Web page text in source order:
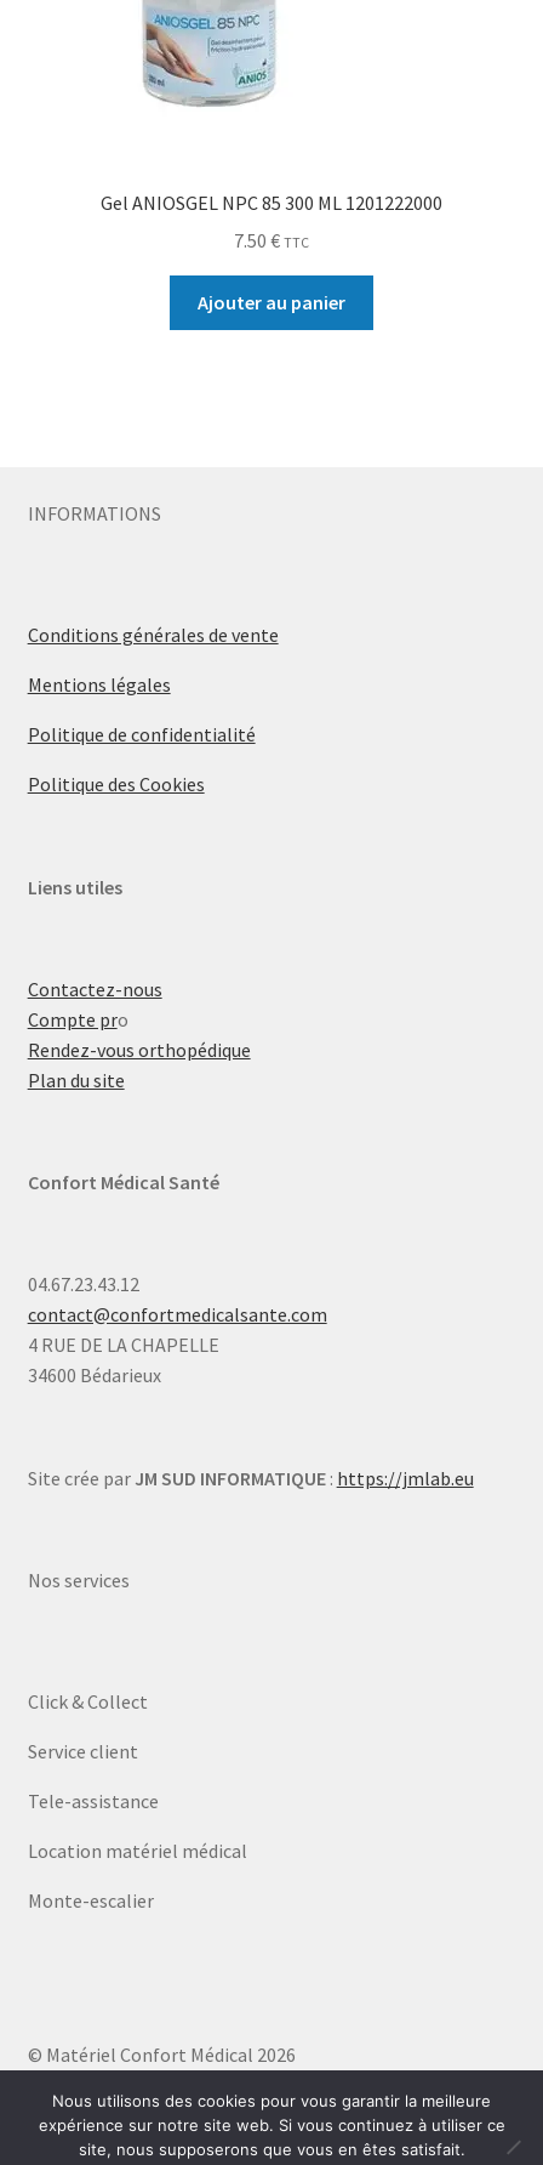
Gel ANIOSGEL NPC 85 300 ML 1201222000
7.50 € TTC
Ajouter au panier
INFORMATIONS
Conditions générales de vente
Mentions légales
Politique de confidentialité
Politique des Cookies
Liens utiles
Contactez-nous
Compte pro
Rendez-vous orthopédique
Plan du site
Confort Médical Santé
04.67.23.43.12
contact@confortmedicalsante.com
4 RUE DE LA CHAPELLE
34600 Bédarieux
Site crée par JM SUD INFORMATIQUE: https://jmlab.eu
Nos services
Click & Collect
Service client
Tele-assistance
Location matériel médical
Monte-escalier
© Matériel Confort Médical 2026
Nous utilisons des cookies pour vous garantir la meilleure
expérience sur notre site web. Si vous continuez à utiliser ce
site, nous supposerons que vous en êtes satisfait.